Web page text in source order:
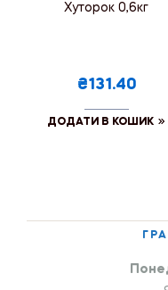
Хуторок 0,6кг
₴131.40
ДОДАТИ В КОШИК